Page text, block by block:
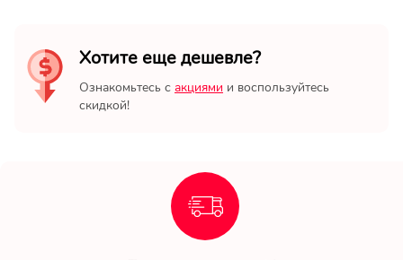
Хотите еще дешевле?
Ознакомьтесь с акциями и воспользуйтесь
скидкой!